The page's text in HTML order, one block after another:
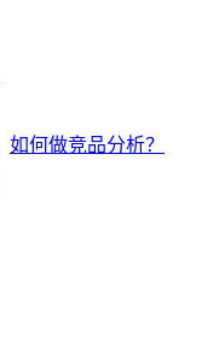
如何做竞品分析？